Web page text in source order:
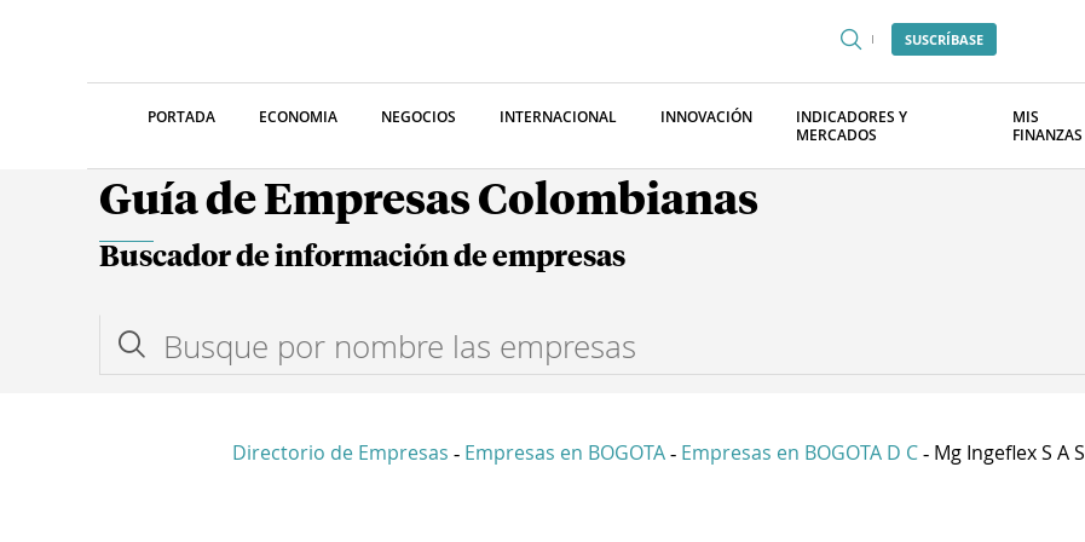
SUSCRÍBASE
PORTADA ECONOMIA NEGOCIOS INTERNACIONAL INNOVACIÓN
INDICADORES Y
MERCADOS
MIS
FINANZAS
Guía de Empresas Colombianas
Buscador de información de empresas
Directorio de Empresas - Empresas en BOGOTA - Empresas en BOGOTA D C - Mg Ingeflex S A S